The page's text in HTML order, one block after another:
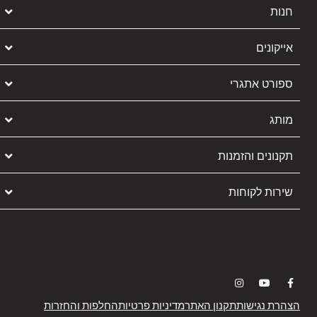
חנות
אייקונים
ספורט אתגרי
מותג
תקנונים והזמנות
שירות לקוחות
הצהרת נגישותתקנון האתרמדיניות פרטיותהחלפות והחזרות